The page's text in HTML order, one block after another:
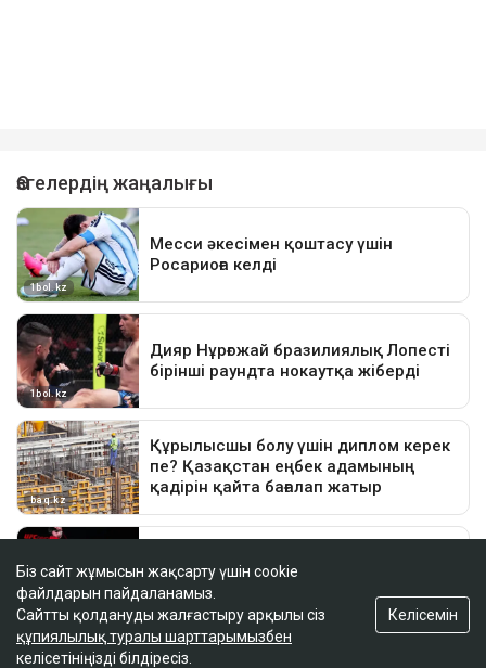
Біз сайт жұмысын жақсарту үшін cookie
файлдарын пайдаланамыз.
Сайтты қолдануды жалғастыру арқылы сіз
құпиялылық туралы шарттарымызбен
келісетініңізді білдіресіз.
Келісемін